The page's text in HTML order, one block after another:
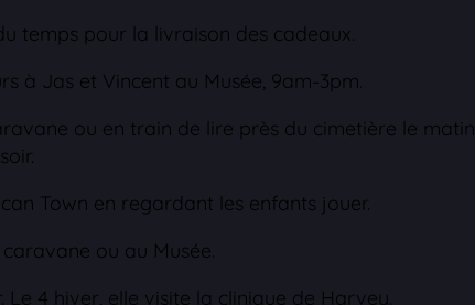
temps pour la livraison des cadeaux.
à Jas et Vincent au Musée, 9am-3pm.
ou en train de lire près du cimetière le matin
Town en regardant les enfants jouer.
ou au Musée.
Le 4 hiver, elle visite la clinique de Harvey.